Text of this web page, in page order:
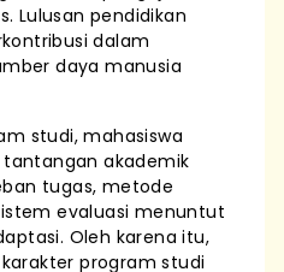
Lulusan pendidikan
dalam
daya manusia
studi, mahasiswa
akademik
tugas, metode
evaluasi menuntut
Oleh karena itu,
program studi